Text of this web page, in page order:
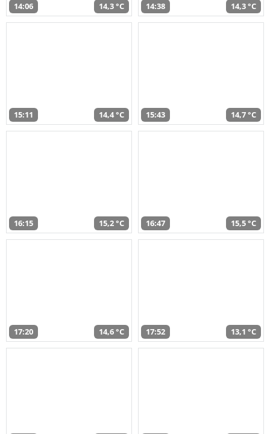
14:06 14,3 °C 14:38 14,3 °C
15:11 14,4 °C 15:43 14,7 °C
16:15 15,2 °C 16:47 15,5 °C
17:20 14,6 °C 17:52 13,1 °C